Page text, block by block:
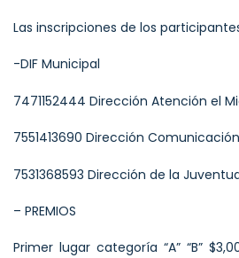
Las inscripciones de los
-DIF Municipal
7471152444 Dirección Atención el
7551413690 Dirección
7531368593 Dirección de la
– PREMIOS
Primer lugar categoría “A” “B”